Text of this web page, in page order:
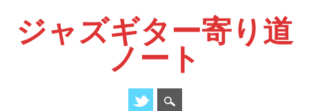
ジャズギター寄り道
ノート